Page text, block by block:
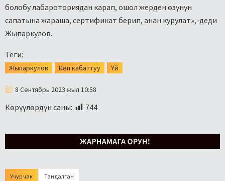
болобу лабароториядан карап, ошол жерден өзүнүн
сапатына жараша, сертификат берип, анан курулат»,-деди
Жыпаркулов.
Теги:
Жыпаркулов Көп кабаттуу Үй
8 Сентябрь 2023 жыл 10:58
Көрүүлөрдүн саны: 744
Учур чак Тандалган